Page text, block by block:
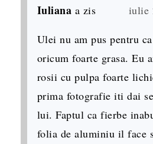
Iuliana a zis iulie
Ulei nu am pus pentru
oricum foarte grasa. Eu
rosii cu pulpa foarte
prima fotografie iti dai
lui. Faptul ca fierbe
folia de aluminiu il face